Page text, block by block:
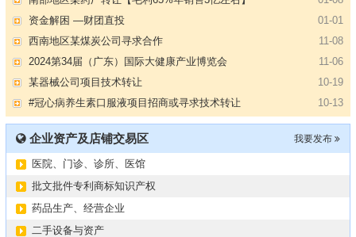
01-01
资金解困 —财团直投
11-08
西南地区某煤炭公司寻求合作
11-06
2024第34届（广东）国际大健康产业博览会
10-19
某器械公司项目技术转让
10-13
#冠心病养生素口服液项目招商或寻求技术转让
10-13
大健康交易中心平台招商
09-27
膝关节修复药物融资计划
华北某药厂转让（年利有3000多万）
某医药销售团队寻求品种大包
“粤省心”为企业定制专业化的财务服务
【专注投资】城投 交投 建投等国企项目合作
我要发布
企业资产及店铺交易区
医院、门诊、诊所、医馆
批文批件专利商标知识产权
药品生产、经营企业
二手设备与资产